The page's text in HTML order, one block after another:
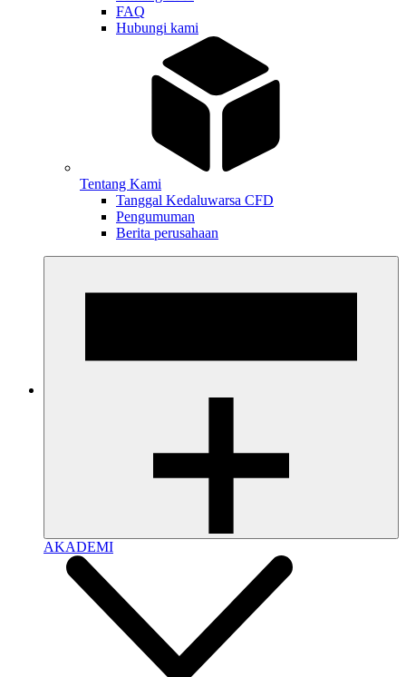
FAQ
Hubungi kami
Tentang Kami
Tanggal Kedaluwarsa CFD
Pengumuman
Berita perusahaan
AKADEMI